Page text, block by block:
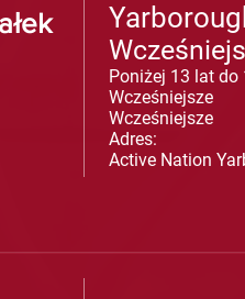
Poniżej 13 lat do
Wcześniejsze
Wcześniejsze
Adres:
Active Nation